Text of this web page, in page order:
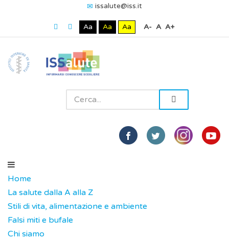
issalute@iss.it
Aa Aa Aa A- A A+
Home
La salute dalla A alla Z
Stili di vita, alimentazione e ambiente
Falsi miti e bufale
Chi siamo